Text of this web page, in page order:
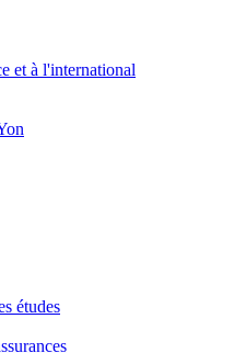
et à l'international
études